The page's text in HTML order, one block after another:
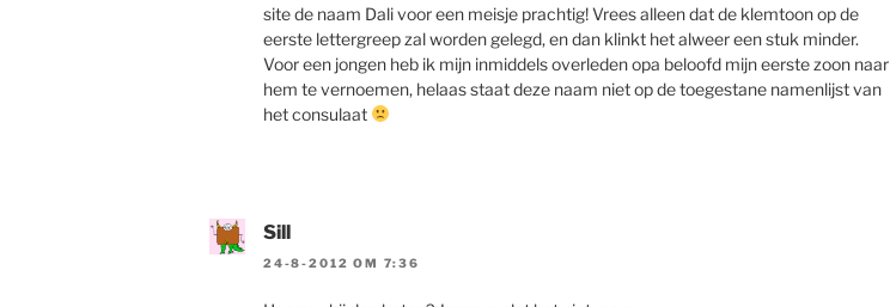
site de naam Dali voor een meisje prachtig! Vrees alleen dat de klemtoon op de
eerste lettergreep zal worden gelegd, en dan klinkt het alweer een stuk minder.
Voor een jongen heb ik mijn inmiddels overleden opa beloofd mijn eerste zoon naar
hem te vernoemen, helaas staat deze naam niet op de toegestane namenlijst van
het consulaat
Sill
24-8-2012 OM 7:36